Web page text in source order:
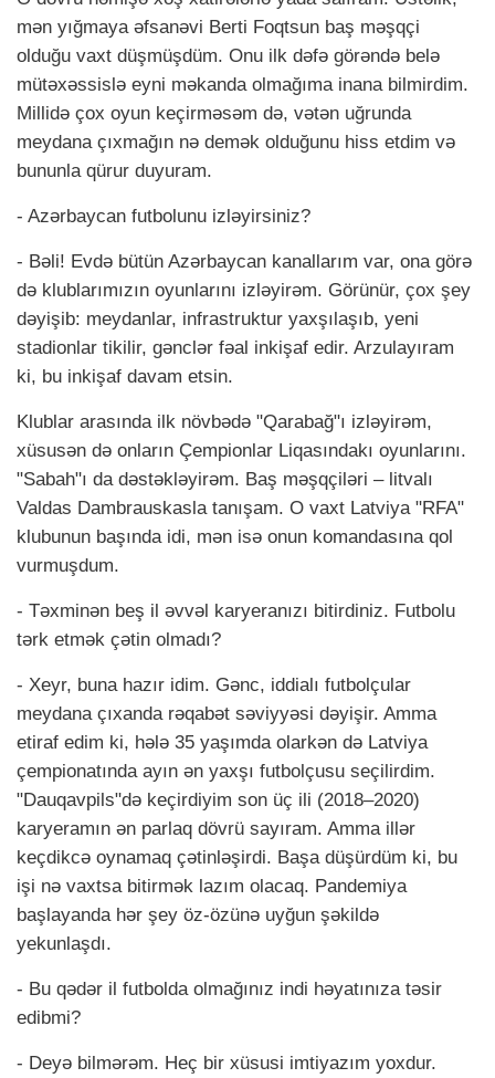
mən yığmaya əfsanəvi Berti Foqtsun baş məşqçi
olduğu vaxt düşmüşdüm. Onu ilk dəfə görəndə belə
mütəxəssislə eyni məkanda olmağıma inana bilmirdim.
Millidə çox oyun keçirməsəm də, vətən uğrunda
meydana çıxmağın nə demək olduğunu hiss etdim və
bununla qürur duyuram.
- Azərbaycan futbolunu izləyirsiniz?
- Bəli! Evdə bütün Azərbaycan kanallarım var, ona görə
də klublarımızın oyunlarını izləyirəm. Görünür, çox şey
dəyişib: meydanlar, infrastruktur yaxşılaşıb, yeni
stadionlar tikilir, gənclər fəal inkişaf edir. Arzulayıram
ki, bu inkişaf davam etsin.
Klublar arasında ilk növbədə "Qarabağ"ı izləyirəm,
xüsusən də onların Çempionlar Liqasındakı oyunlarını.
"Sabah"ı da dəstəkləyirəm. Baş məşqçiləri – litvalı
Valdas Dambrauskasla tanışam. O vaxt Latviya "RFA"
klubunun başında idi, mən isə onun komandasına qol
vurmuşdum.
- Təxminən beş il əvvəl karyeranızı bitirdiniz. Futbolu
tərk etmək çətin olmadı?
- Xeyr, buna hazır idim. Gənc, iddialı futbolçular
meydana çıxanda rəqabət səviyyəsi dəyişir. Amma
etiraf edim ki, hələ 35 yaşımda olarkən də Latviya
çempionatında ayın ən yaxşı futbolçusu seçilirdim.
"Dauqavpils"də keçirdiyim son üç ili (2018–2020)
karyeramın ən parlaq dövrü sayıram. Amma illər
keçdikcə oynamaq çətinləşirdi. Başa düşürdüm ki, bu
işi nə vaxtsa bitirmək lazım olacaq. Pandemiya
başlayanda hər şey öz-özünə uyğun şəkildə
yekunlaşdı.
- Bu qədər il futbolda olmağınız indi həyatınıza təsir
edibmi?
- Deyə bilmərəm. Heç bir xüsusi imtiyazım yoxdur.